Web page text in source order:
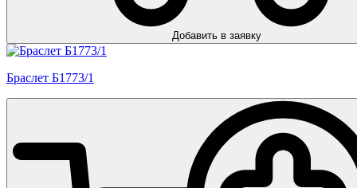
Добавить в заявку
Браслет Б1773/1